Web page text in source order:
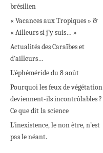
brésilien
« Vacances aux Tropiques » &
« Ailleurs si j’y suis… »
Actualités des Caraïbes et
d’ailleurs…
L’éphéméride du 8 août
Pourquoi les feux de végétation
deviennent-ils incontrôlables ?
Ce que dit la science
L’inexistence, le non être, n’est
pas le néant.